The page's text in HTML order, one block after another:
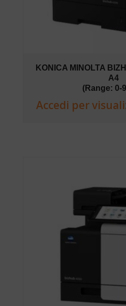
KONICA MINOLTA
A4
(Range: 0-
Accedi per